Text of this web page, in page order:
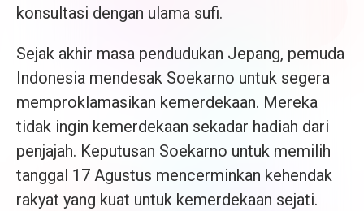
konsultasi dengan ulama sufi.
Sejak akhir masa pendudukan Jepang, pemuda
Indonesia mendesak Soekarno untuk segera
memproklamasikan kemerdekaan. Mereka
tidak ingin kemerdekaan sekadar hadiah dari
penjajah. Keputusan Soekarno untuk memilih
tanggal 17 Agustus mencerminkan kehendak
rakyat yang kuat untuk kemerdekaan sejati.